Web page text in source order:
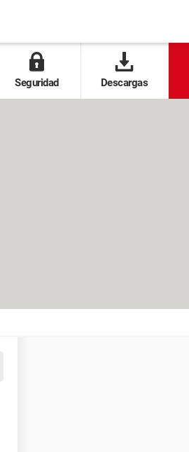
Seguridad Descargas